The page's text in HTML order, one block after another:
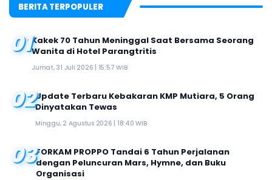
BERITA TERPOPULER
01Kakek 70 Tahun Meninggal Saat Bersama Seorang
Wanita di Hotel Parangtritis
Jumat, 31 Juli 2026 | 15:57 WIB
02Update Terbaru Kebakaran KMP Mutiara, 5 Orang
Dinyatakan Tewas
Minggu, 2 Agustus 2026 | 18:40 WIB
03FORKAM PROPPO Tandai 6 Tahun Perjalanan
dengan Peluncuran Mars, Hymne, dan Buku
Organisasi